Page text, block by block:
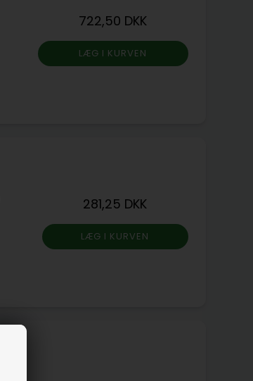
722,50 DKK
281,25 DKK